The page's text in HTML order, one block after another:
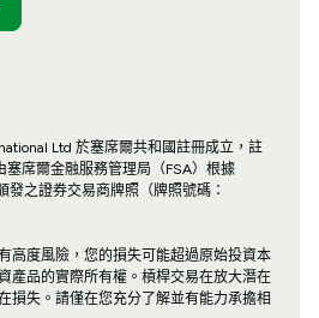
Ltd 於塞席爾共和國註冊成立，註
塞席爾金融服務管理局（FSA）根據
發之證券交易商牌照（牌照號碼：
高度風險，您的損失可能超過原始投資本
產品的實際所有權。槓桿交易在放大潛在
損失。請僅在您充分了解並有能力承擔相